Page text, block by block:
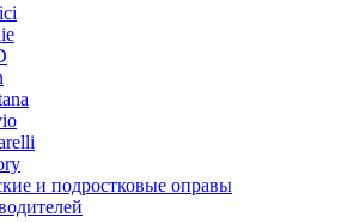
и подростковые оправы